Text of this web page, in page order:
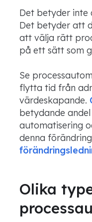
Det betyder
Det betyder att
att välja rätt
på ett sätt som
Se
flytta tid från
värdeskapande.
betydande
automatisering
denna
Olika